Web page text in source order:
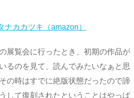
ナカカツキ（amazon）
展覧会に行ったとき、初期の作品が
るのを見て、読んでみたいなぁと思
の時はすでに絶版状態だったので諦
して復刻されたということはやっぱ